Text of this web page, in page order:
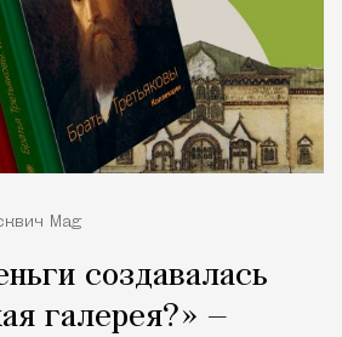
Mag
создавалась
галерея?» —